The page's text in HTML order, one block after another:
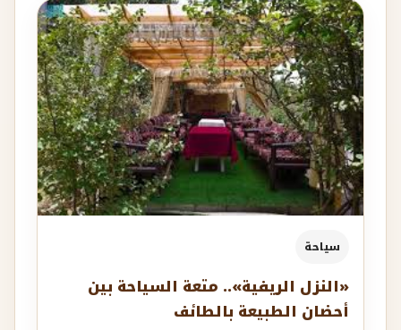
سياحة
«النزل الريفية».. متعة السياحة بين
أحضان الطبيعة بالطائف